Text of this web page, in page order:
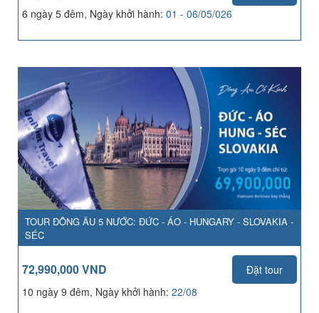
6 ngày 5 đêm, Ngày khởi hành: 01 - 06/05/026
TOUR ĐÔNG ÂU 5 NƯỚC: ĐỨC - ÁO - HUNGARY - SLOVAKIA -
SÉC
72,990,000 VND
Đặt tour
10 ngày 9 đêm, Ngày khởi hành: 22/08